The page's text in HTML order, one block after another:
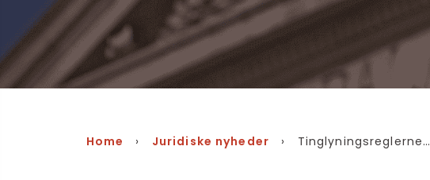
Home › Juridiske nyheder › Tinglyningsreglerne…